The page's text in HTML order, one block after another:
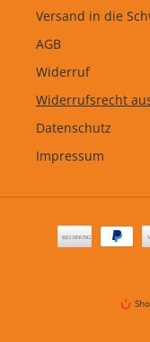
Versand in die
AGB
Widerruf
Widerrufsrecht
Datenschutz
Impressum